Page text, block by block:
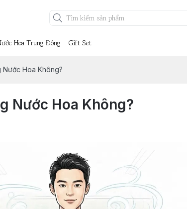
Hoa Trung Đông Gift Set
Nước Hoa Không?
Nước Hoa Không?